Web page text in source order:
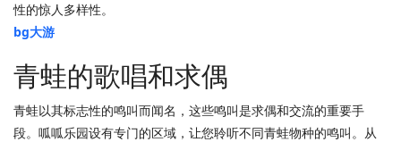
性的惊人多样性。
bg大游
青蛙的歌唱和求偶
青蛙以其标志性的鸣叫而闻名，这些鸣叫是求偶和交流的重要手
段。呱呱乐园设有专门的区域，让您聆听不同青蛙物种的鸣叫。从